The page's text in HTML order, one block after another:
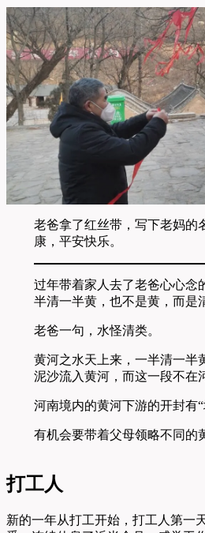
老爸拿了红丝带，写下老妈的
康，平安快乐。
过年带着家人去了老爸心心念
半清一半黄，也不是黄，而是
老爸一句，水怪清类。
黄河之水天上来，一半清一半
泥沙流入黄河，而这一段不在
河南境内的黄河下游的开封有“
有机会要带着父母领略不同的
打工人
新的一年从打工开始，打工人第一